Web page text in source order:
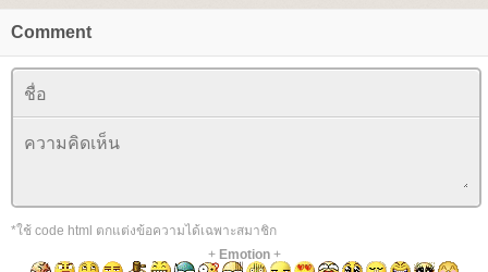
Comment
*ใช้ code html ตกแต่งข้อความได้เฉพาะสมาชิก
+ Emotion+